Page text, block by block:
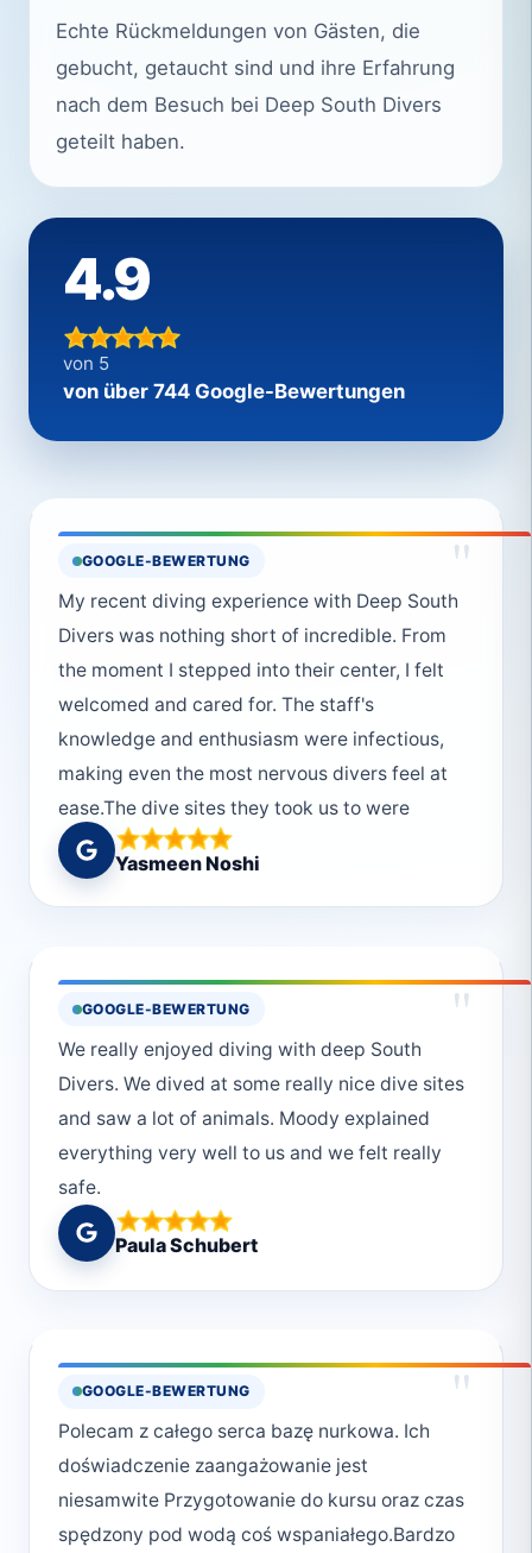
Echte Rückmeldungen von Gästen, die
gebucht, getaucht sind und ihre Erfahrung
nach dem Besuch bei Deep South Divers
geteilt haben.
4.9
von 5
von über 744 Google-Bewertungen
GOOGLE-BEWERTUNG "
My recent diving experience with Deep South
Divers was nothing short of incredible. From
the moment I stepped into their center, I felt
welcomed and cared for. The staff's
knowledge and enthusiasm were infectious,
making even the most nervous divers feel at
ease.The dive sites they took us to were
absolutely breathtaking. They choose the
sites having the top priority giving the best
experience to the divers. The guides were not
about sharing their love of the underwater
world. They pointed out hidden treasures and
ensured our safety throughout the dives. I
totally recommend diving with Moudy as he is
very confident and makes you feel safe and
like it's a piece of cake!The equipment
provided was top-notch, and the center's
commitment to safety was evident in their
thorough pre-dive checks and procedures. I
felt completely confident and secure in their
experience was fantastic. The team at Deep
South Divers created a relaxed and enjoyable
atmosphere, making it easy to unwind and
fully immerse yourself in the underwater
adventure. I would highly recommend them to
anyone looking for a memorable and
Yasmeen Noshi
GOOGLE-BEWERTUNG "
We really enjoyed diving with deep South
Divers. We dived at some really nice dive sites
and saw a lot of animals. Moody explained
everything very well to us and we felt really
safe.
Paula Schubert
GOOGLE-BEWERTUNG "
Polecam z całego serca bazę nurkowa. Ich
doświadczenie zaangażowanie jest
niesamwite Przygotowanie do kursu oraz czas
spędzony pod wodą coś wspaniałego.Bardzo